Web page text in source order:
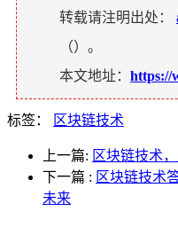
转载请注明出处：
（）。
本文地址： https://
标签： 区块链技术
上一篇: 区块链技术
下一篇 : 区块链技术
未来